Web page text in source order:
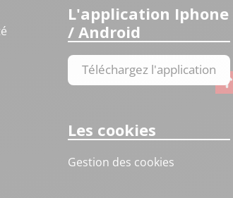
L'application Iphone
/ Android
Téléchargez l'application
Les cookies
Gestion des cookies